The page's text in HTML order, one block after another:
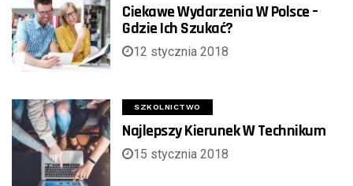
Ciekawe Wydarzenia W Polsce –
Gdzie Ich Szukać?
12 stycznia 2018
SZKOLNICTWO
Najlepszy Kierunek W Technikum
15 stycznia 2018